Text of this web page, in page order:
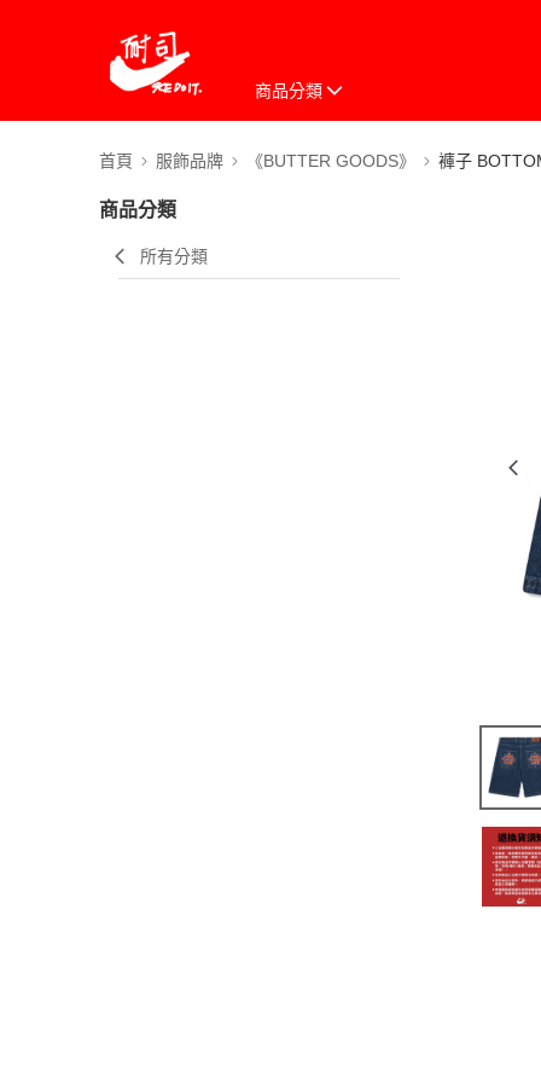
商品分類
首頁 服飾品牌 《BUTTER GOODS》 褲子
商品分類
所有分類